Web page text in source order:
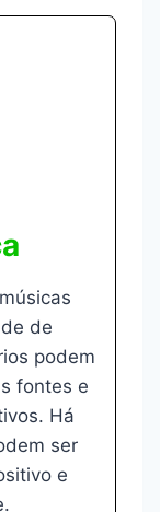
de
podem
fontes e
Há
ser
e